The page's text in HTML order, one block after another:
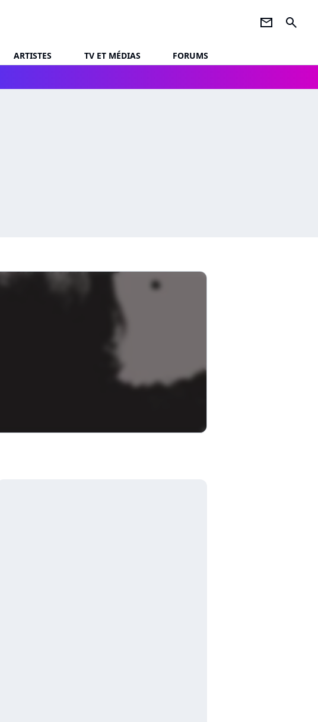
newsletter search
ARTISTES TV ET MÉDIAS
FORUMS